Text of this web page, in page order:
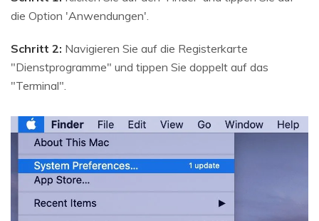
die Option 'Anwendungen'.
Schritt 2: Navigieren Sie auf die Registerkarte
"Dienstprogramme" und tippen Sie doppelt auf das
"Terminal".